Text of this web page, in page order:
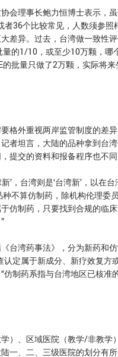
理事长鲍力恒博士表示，虽
36个比较常见，人数须参照
差异。过去，台湾做一致性
的1/10，或至少10万颗，哪
批量只做了2万颗，实际将
外重视两岸监管制度的差
者坦言，大陆的品种拿到台
提交的资料和报备程序也不同
，台湾则是‘台湾新’，以在
种不算仿制药，除机构伦理委
仿制药，只要找到合规的临
湾药事法》，分为新药和仿
定属于新成分、新疗效复方
制药系指与台湾地区已核准
、区域医院（教学/非教学
一、二、三级医院的划分有